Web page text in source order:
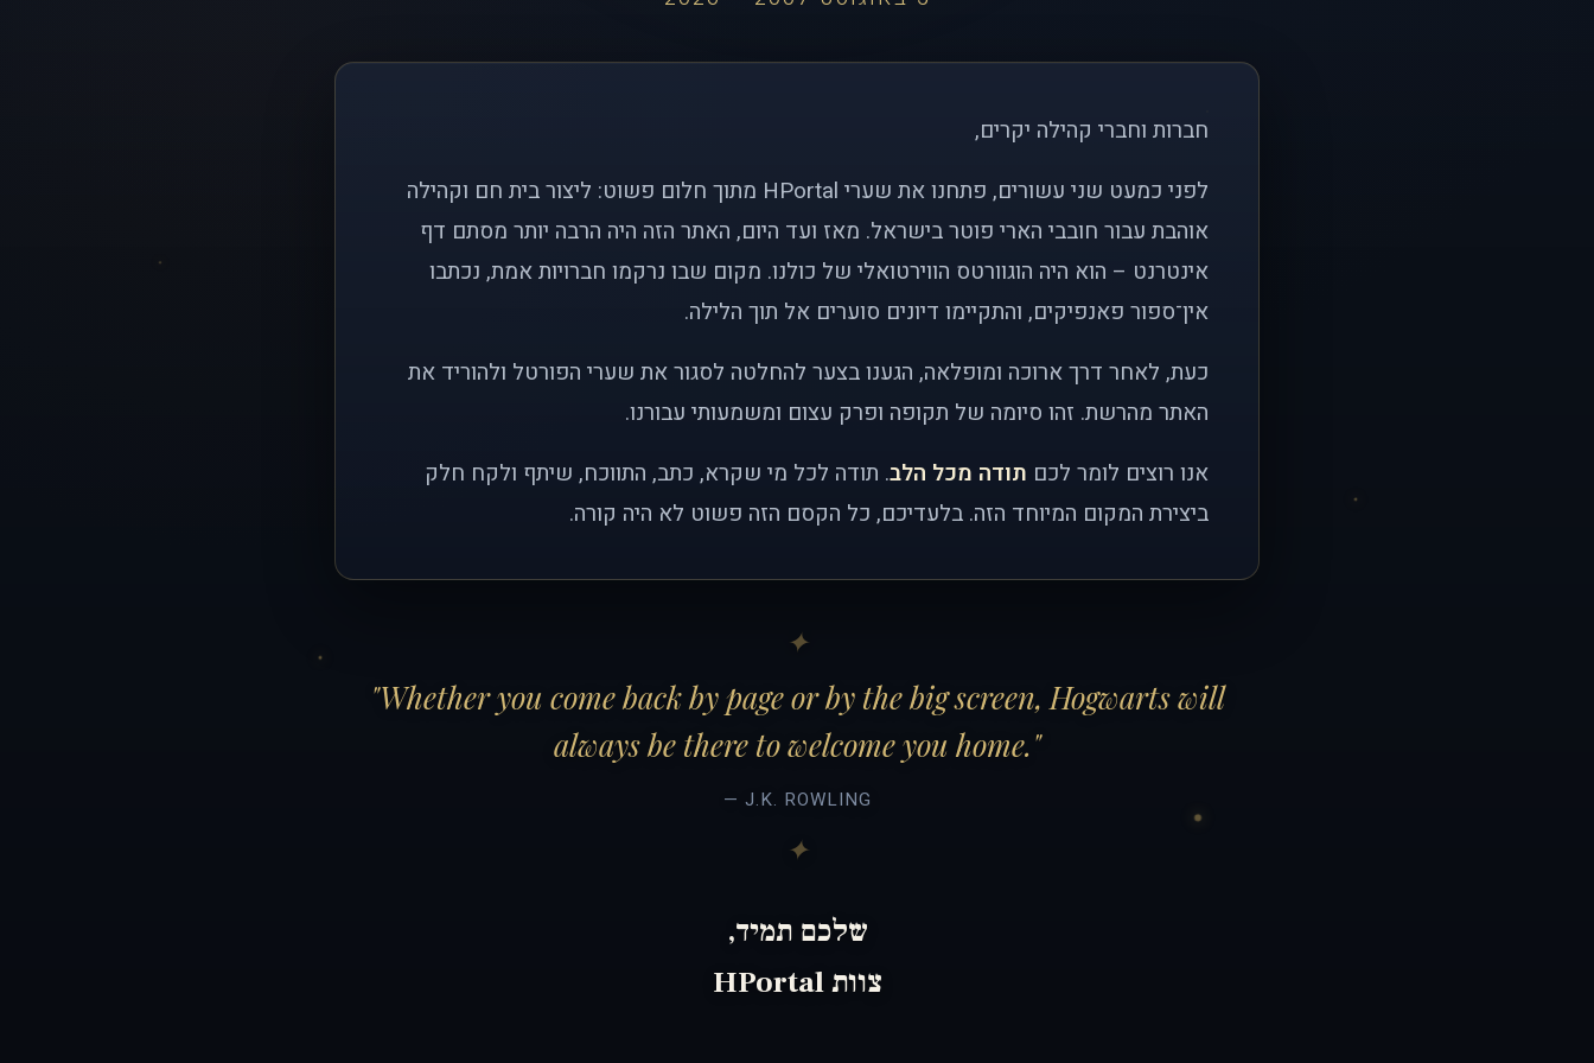
חברות וחברי קהילה יקרים,
לפני כמעט שני עשורים, פתחנו את שערי HPortal מתוך חלום פשוט: ליצור בית חם וקהילה
אוהבת עבור חובבי הארי פוטר בישראל. מאז ועד היום, האתר הזה היה הרבה יותר מסתם דף
אינטרנט – הוא היה הוגוורטס הווירטואלי של כולנו. מקום שבו נרקמו חברויות אמת, נכתבו
אין־ספור פאנפיקים, והתקיימו דיונים סוערים אל תוך הלילה.
כעת, לאחר דרך ארוכה ומופלאה, הגענו בצער להחלטה לסגור את שערי הפורטל ולהוריד את
האתר מהרשת. זהו סיומה של תקופה ופרק עצום ומשמעותי עבורנו.
אנו רוצים לומר לכם תודה מכל הלב. תודה לכל מי שקרא, כתב, התווכח, שיתף ולקח חלק
ביצירת המקום המיוחד הזה. בלעדיכם, כל הקסם הזה פשוט לא היה קורה.
"Whether you come back by page or by the big screen, Hogwarts will
always be there to welcome you home."
— J.K. ROWLING
שלכם תמיד,
צוות HPortal